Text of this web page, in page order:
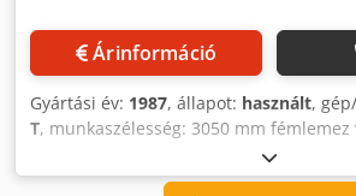
Árinformáció
Gyártási év: 1987, állapot: használt,
T, munkaszélesség: 3050 mm fémlemez
torok: 200 mm hátsó ütköző: 1000 mm
szükséges hely: 4100 x 2300 x 2100 mm